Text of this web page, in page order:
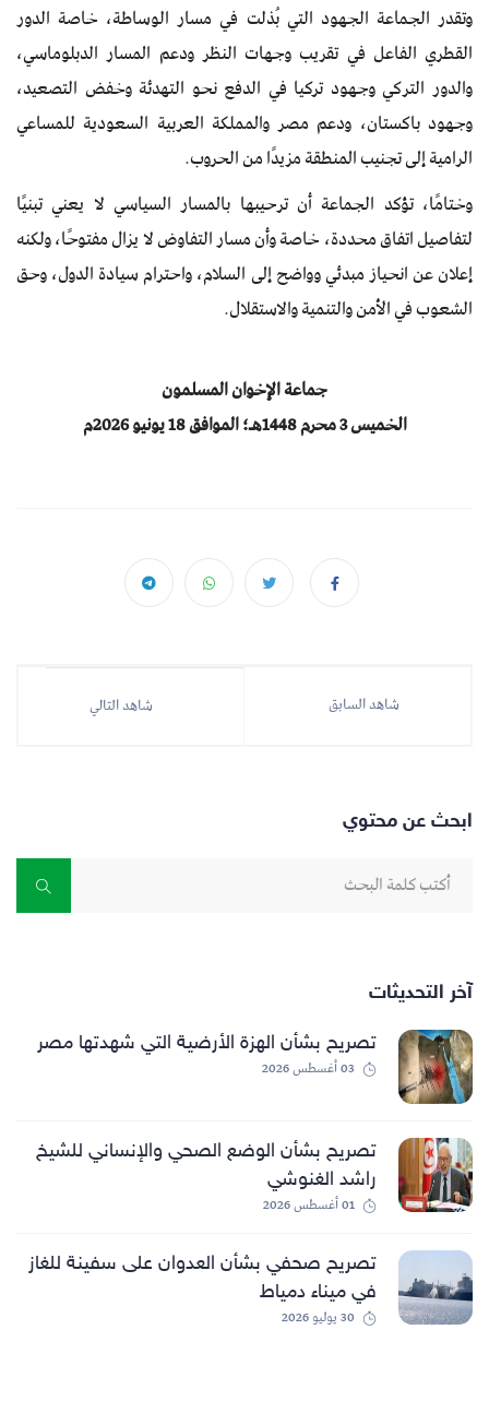
ابحث عن محتوي
آخر التحديثات
تصريح بشأن الهزة الأرضية التي شهدتها مصر
03 أغسطس 2026
تصريح بشأن الوضع الصحي والإنساني للشيخ
راشد الغنوشي
01 أغسطس 2026
تصريح صحفي بشأن العدوان على سفينة للغاز
في ميناء دمياط
30 يوليو 2026
وتقدر الجماعة الجهود التي بُذلت في مسار الوساطة، خاصة الدور
القطري الفاعل في تقريب وجهات النظر ودعم المسار الدبلوماسي،
والدور التركي وجهود تركيا في الدفع نحو التهدئة وخفض التصعيد،
وجهود باكستان، ودعم مصر والمملكة العربية السعودية للمساعي
الرامية إلى تجنيب المنطقة مزيدًا من الحروب.
وختامًا، تؤكد الجماعة أن ترحيبها بالمسار السياسي لا يعني تبنيًا
لتفاصيل اتفاق محددة، خاصة وأن مسار التفاوض لا يزال مفتوحًا، ولكنه
إعلان عن انحياز مبدئي وواضح إلى السلام، واحترام سيادة الدول، وحق
الشعوب في الأمن والتنمية والاستقلال.
جماعة الإخوان المسلمون
الخميس 3 محرم 1448هـ؛ الموافق 18 يونيو 2026م
شاهد السابق شاهد التالي